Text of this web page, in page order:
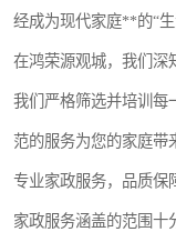
经成为现代家庭**的“生
在鸿荣源观城，我们深
我们严格筛选并培训每
范的服务为您的家庭带
专业家政服务，品质保
家政服务涵盖的范围十